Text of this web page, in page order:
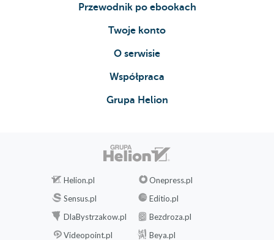
Przewodnik po ebookach
Twoje konto
O serwisie
Współpraca
Grupa Helion
Helion.pl
Onepress.pl
Sensus.pl
Editio.pl
DlaBystrzakow.pl
Bezdroza.pl
Videopoint.pl
Beya.pl